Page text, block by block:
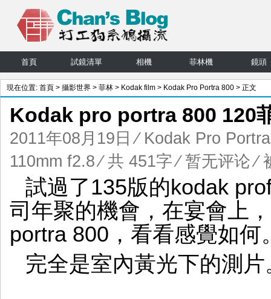
首頁 試鏡清單 相機 菲林機 鏡頭
現在位置: 首頁 > 攝影世界 > 菲林 > Kodak film > Kodak Pro Portra 800 > 正文
Kodak pro portra 800 120
2011年08月19日 ⁄ Kodak Pro
110mm f2.8⁄ 共 451字⁄暂无评论⁄
試過了135版的kodak
司年聚的機會，在宴會上
portra 800，看看感覺如何
完全是室內黃光下的測片